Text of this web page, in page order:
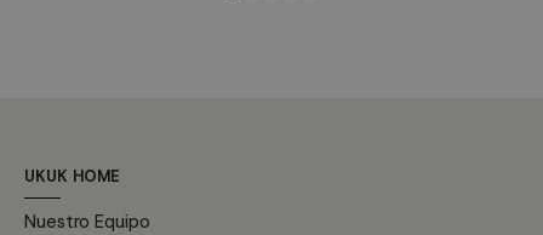
UKUK HOME
Nuestro Equipo